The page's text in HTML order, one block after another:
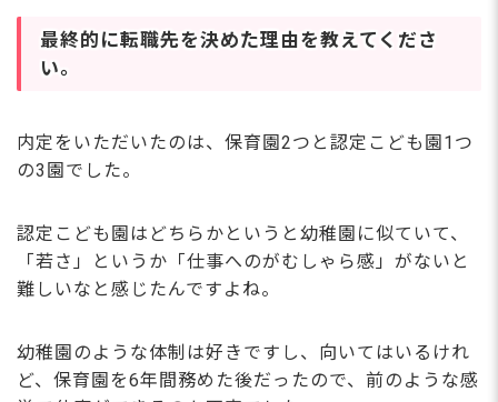
最終的に転職先を決めた理由を教えてくださ
い。
内定をいただいたのは、保育園2つと認定こども園1つ
の3園でした。
認定こども園はどちらかというと幼稚園に似ていて、
「若さ」というか「仕事へのがむしゃら感」がないと
難しいなと感じたんですよね。
幼稚園のような体制は好きですし、向いてはいるけれ
ど、保育園を6年間務めた後だったので、前のような感